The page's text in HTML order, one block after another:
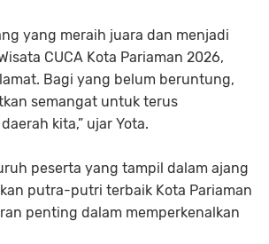
yang meraih juara dan menjadi
CUCA Kota Pariaman 2026,
Bagi yang belum beruntung,
semangat untuk terus
kita,” ujar Yota.
peserta yang tampil dalam ajang
putra-putri terbaik Kota Pariaman
penting dalam memperkenalkan